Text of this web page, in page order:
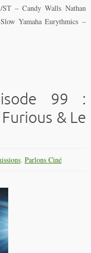
– Candy Walls Nathan
Yamaha Eurythmics –
99 :
& Le
, Parlons Ciné